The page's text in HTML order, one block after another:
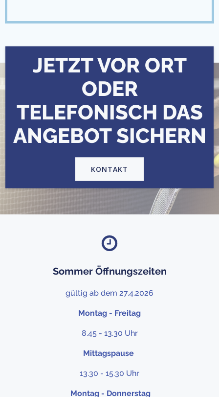
JETZT VOR ORT
ODER
TELEFONISCH DAS
ANGEBOT SICHERN
KONTAKT
Sommer Öffnungszeiten
gültig ab dem 27.4.2026
Montag - Freitag
8.45 - 13.30 Uhr
Mittagspause
13.30 - 15.30 Uhr
Montag - Donnerstag